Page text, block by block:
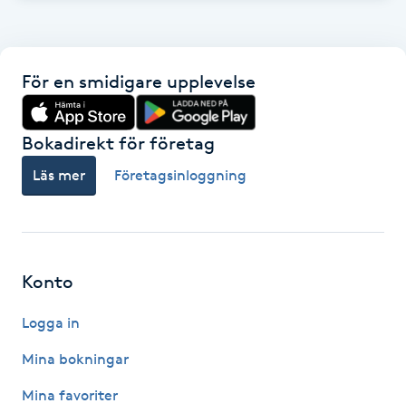
Hudföryngring
Huduppstramning
Hyperhidros
För en smidigare upplevelse
Bokadirekt för företag
Läs mer Företagsinloggning
Konto
Logga in
Mina bokningar
Mina favoriter